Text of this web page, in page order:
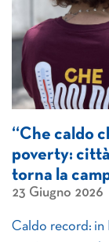
“Che caldo
poverty:
torna la
23 Giugno 2026
Caldo record: in